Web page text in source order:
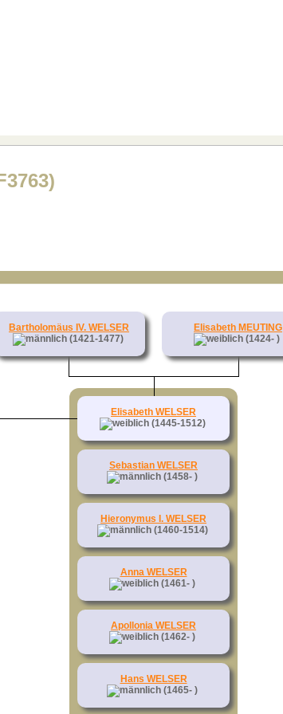
Bartholomäus IV. WELSER
(1421-1477)
Elisabeth MEUTING
(1424- )
Sebastian WELSER
(1458- )
Hieronymus I. WELSER
(1460-1514)
Anna WELSER
(1461- )
Apollonia WELSER
(1462- )
Hans WELSER
(1465- )
Elisabeth WELSER
(1445-1512)